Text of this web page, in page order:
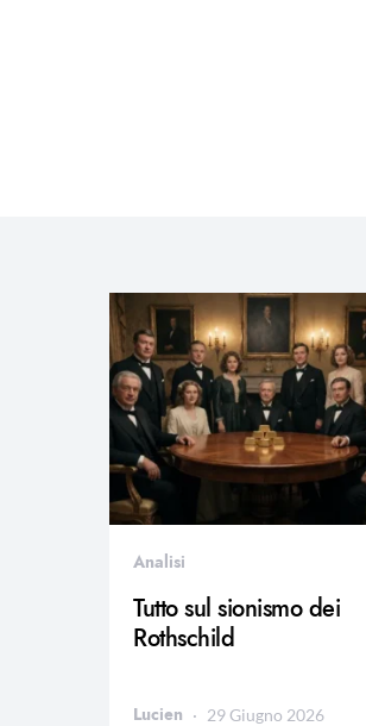
Analisi
Tutto sul sionismo dei
Rothschild
Lucien 29 Giugno 2026